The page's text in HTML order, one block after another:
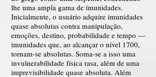
lhe uma ampla gama de imunidades.
Inicialmente, o usuário adquire imunidades
quase absolutas contra manipulação,
emoções, destino, probabilidade e tempo —
imunidades que, ao alcançar o nível 1700,
tornam-se absolutas. Soma-se a isso uma
invulnerabilidade física rasa, além de uma
imprevisibilidade quase absoluta. Além